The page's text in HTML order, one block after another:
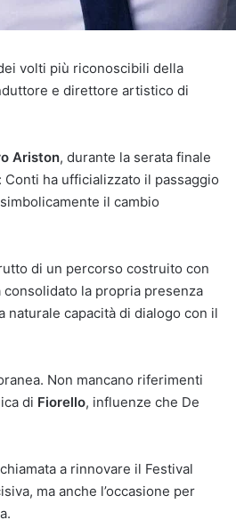
volti più riconoscibili della
e direttore artistico di
Ariston, durante la serata finale
ha ufficializzato il passaggio
il cambio
di un percorso costruito con
la propria presenza
naturale capacità di dialogo con il
Non mancano riferimenti
di Fiorello, influenze che De
a rinnovare il Festival
ma anche l’occasione per